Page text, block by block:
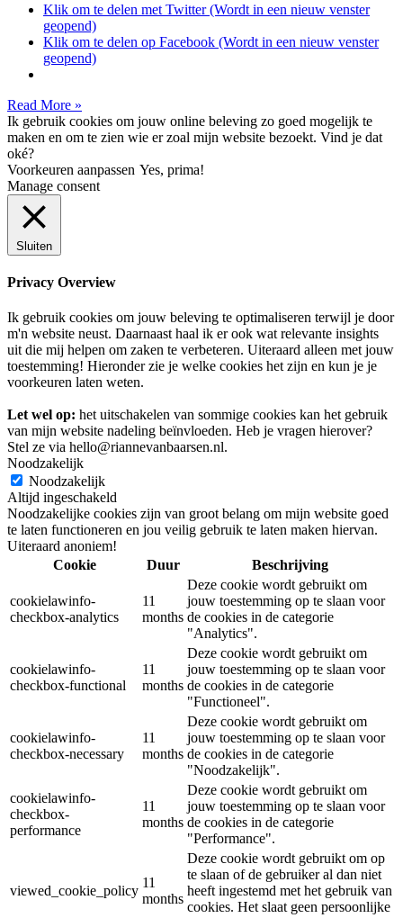
Klik om te delen met Twitter (Wordt in een nieuw venster
geopend)
Klik om te delen op Facebook (Wordt in een nieuw venster
geopend)
Read More »
Ik gebruik cookies om jouw online beleving zo goed mogelijk te
maken en om te zien wie er zoal mijn website bezoekt. Vind je dat
oké?
Voorkeuren aanpassen Yes, prima!
Manage consent
Sluiten
Privacy Overview
Ik gebruik cookies om jouw beleving te optimaliseren terwijl je door
m'n website neust. Daarnaast haal ik er ook wat relevante insights
uit die mij helpen om zaken te verbeteren. Uiteraard alleen met jouw
toestemming! Hieronder zie je welke cookies het zijn en kun je je
voorkeuren laten weten.
Let wel op: het uitschakelen van sommige cookies kan het gebruik
van mijn website nadeling beïnvloeden. Heb je vragen hierover?
Stel ze via hello@riannevanbaarsen.nl.
Noodzakelijk
Noodzakelijk
Altijd ingeschakeld
Noodzakelijke cookies zijn van groot belang om mijn website goed
te laten functioneren en jou veilig gebruik te laten maken hiervan.
Uiteraard anoniem!
Cookie
Duur Beschrijving
cookielawinfo-
checkbox-analytics
11
months
Deze cookie wordt gebruikt om
jouw toestemming op te slaan voor
de cookies in de categorie
"Analytics".
cookielawinfo-
checkbox-functional
11
months
Deze cookie wordt gebruikt om
jouw toestemming op te slaan voor
de cookies in de categorie
"Functioneel".
cookielawinfo-
checkbox-necessary
11
months
Deze cookie wordt gebruikt om
jouw toestemming op te slaan voor
de cookies in de categorie
"Noodzakelijk".
cookielawinfo-
checkbox-
performance
11
months
Deze cookie wordt gebruikt om
jouw toestemming op te slaan voor
de cookies in de categorie
"Performance".
viewed_cookie_policy
11
months
Deze cookie wordt gebruikt om op
te slaan of de gebruiker al dan niet
heeft ingestemd met het gebruik van
cookies. Het slaat geen persoonlijke